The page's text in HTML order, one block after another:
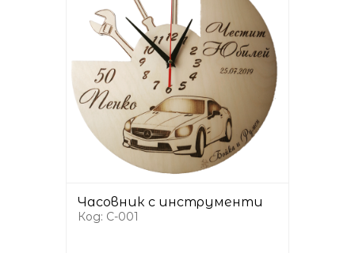
Часовник с инструменти
Код: C-001